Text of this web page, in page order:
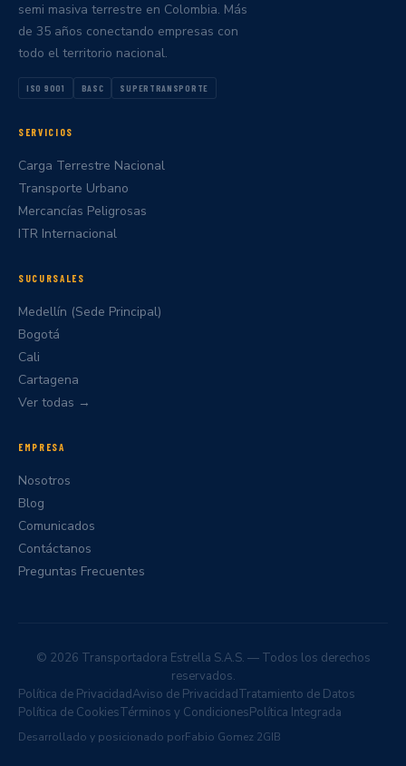
semi masiva terrestre en Colombia. Más
de 35 años conectando empresas con
todo el territorio nacional.
ISO 9001 BASC SUPERTRANSPORTE
SERVICIOS
Carga Terrestre Nacional
Transporte Urbano
Mercancías Peligrosas
ITR Internacional
SUCURSALES
Medellín (Sede Principal)
Bogotá
Cali
Cartagena
Ver todas →
EMPRESA
Nosotros
Blog
Comunicados
Contáctanos
Preguntas Frecuentes
© 2026 Transportadora Estrella S.A.S. — Todos los derechos
reservados.
Política de PrivacidadAviso de PrivacidadTratamiento de Datos
Política de CookiesTérminos y CondicionesPolítica Integrada
Desarrollado y posicionado porFabio Gomez 2GIB